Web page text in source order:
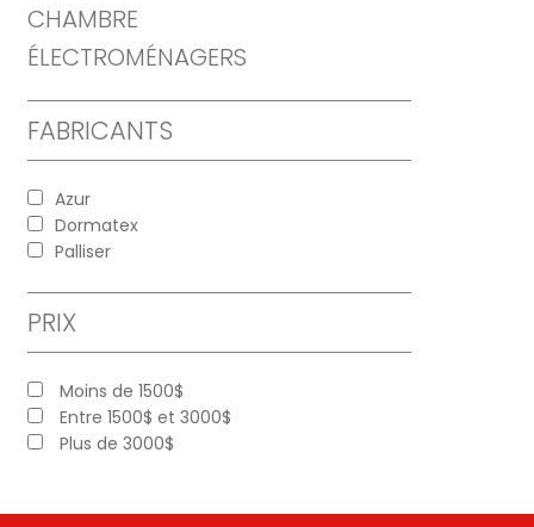
CHAMBRE
ÉLECTROMÉNAGERS
FABRICANTS
Azur
Dormatex
Palliser
PRIX
Moins de 1500$
Entre 1500$ et 3000$
Plus de 3000$